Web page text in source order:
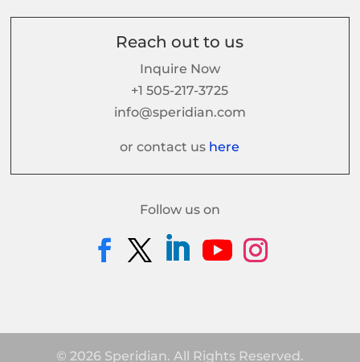
Reach out to us
Inquire Now
+1 505-217-3725
info@speridian.com
or contact us here
Follow us on
© 2026 Speridian. All Rights Reserved.